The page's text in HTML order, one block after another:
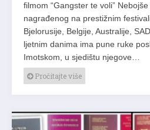
filmom “Gangster te voli”
nagrađenog na prestižnim
Bjelorusije, Belgije, Australije,
ljetnim danima ima pune ruke
Imotskom, u sjedištu njegove…
Pročitajte više